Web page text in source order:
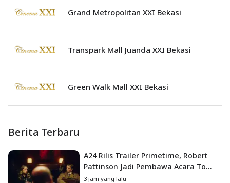
Grand Metropolitan XXI Bekasi
Transpark Mall Juanda XXI Bekasi
Green Walk Mall XXI Bekasi
Berita Terbaru
A24 Rilis Trailer Primetime, Robert
Pattinson Jadi Pembawa Acara To
Catch a Predator
3 jam yang lalu